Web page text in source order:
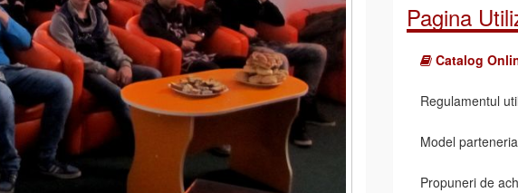
Pagina
Catalog
Regulamentul
Model
Propuneri de